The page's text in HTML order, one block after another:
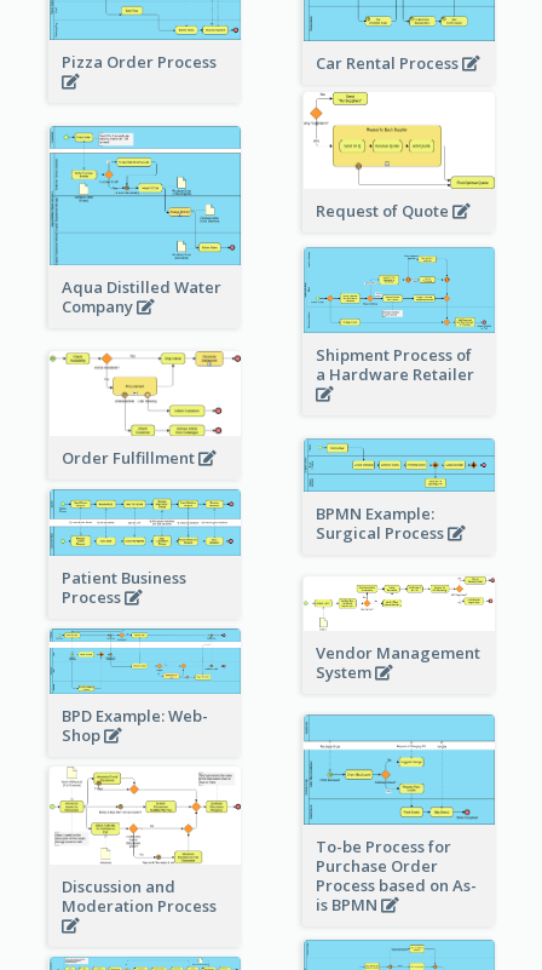
Pizza Order Process Car Rental Process
Request of Quote
Aqua Distilled Water
Company
Shipment Process of
a Hardware Retailer
Order Fulfillment
BPMN Example:
Surgical Process
Patient Business
Process
Vendor Management
System
BPD Example: Web-
Shop
To-be Process for
Purchase Order
Process based on As-
is BPMN
Discussion and
Moderation Process